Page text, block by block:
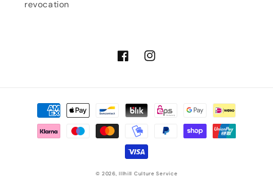
revocation
FacebookInstagram
Payment
methods
© 2026,Illhill Culture Service